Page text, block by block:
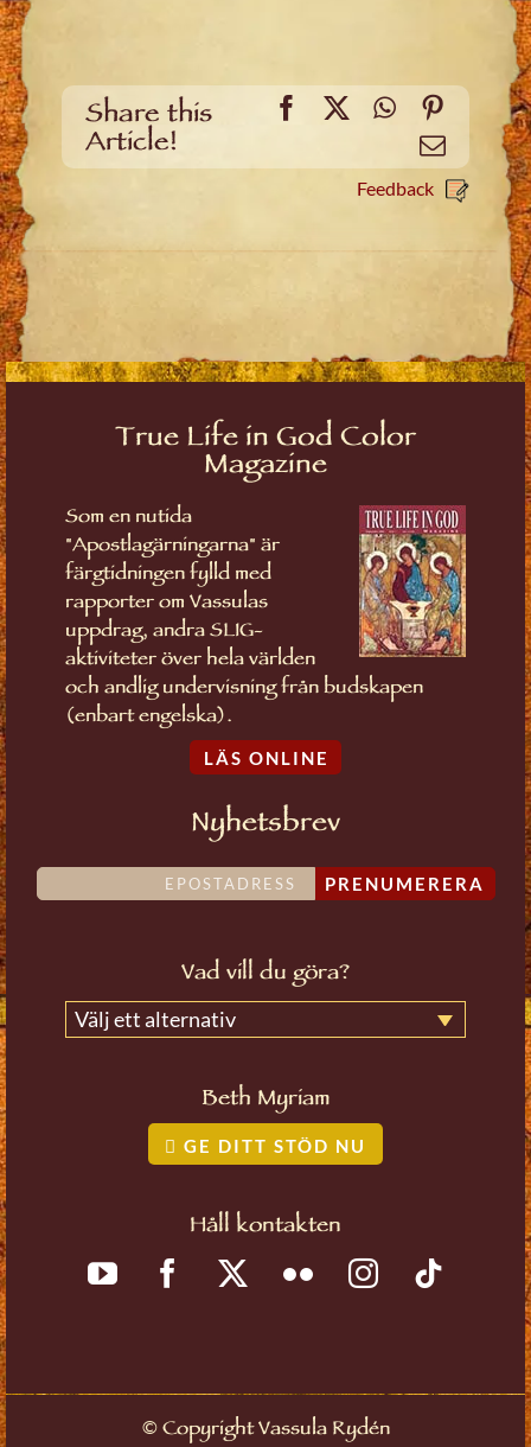
Share this
Article!
Facebook
X WhatsApp
Email
Feedback
True Life in God Color
Magazine
Som en nutida
"Apostlagärningarna" är
färgtidningen fylld med
rapporter om Vassulas
uppdrag, andra SLIG-
aktiviteter över hela världen
och andlig undervisning från budskapen
(enbart engelska).
LÄS ONLINE
Nyhetsbrev
PRENUMERERA
Vad vill du göra?
Välj ett alternativ
Beth Myriam
GE DITT STÖD NU
Håll kontakten
©Copyright Vassula Rydén